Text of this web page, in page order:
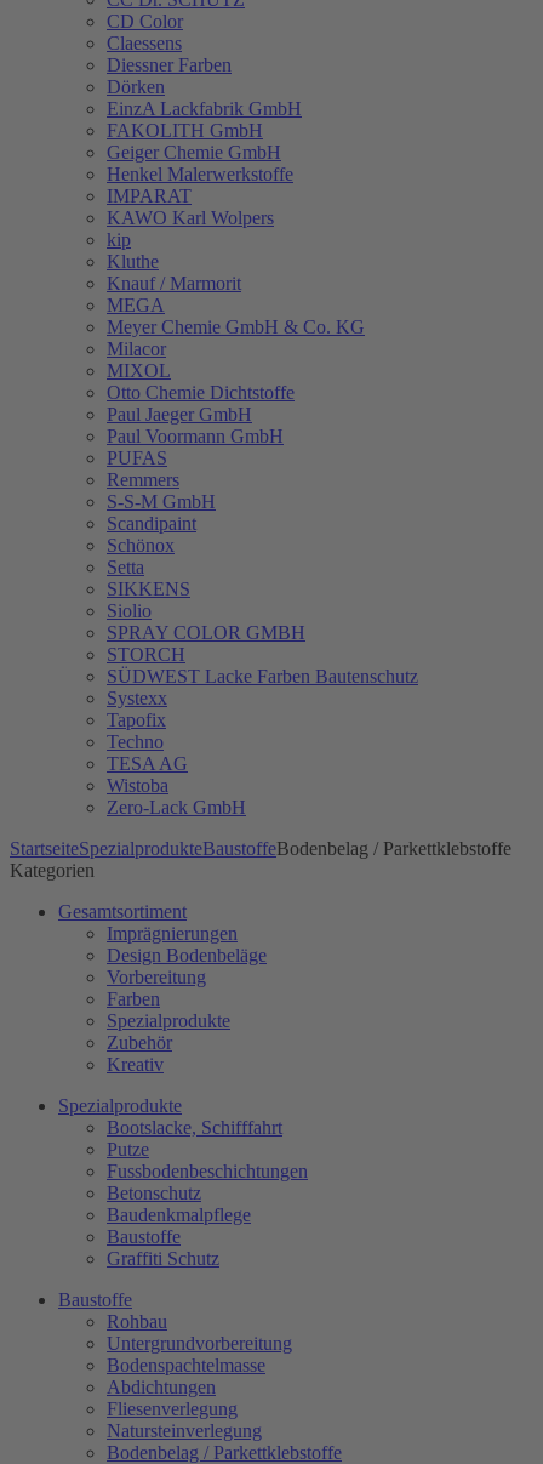
CD Color
Claessens
Diessner Farben
Dörken
EinzA Lackfabrik GmbH
FAKOLITH GmbH
Geiger Chemie GmbH
Henkel Malerwerkstoffe
IMPARAT
KAWO Karl Wolpers
kip
Kluthe
Knauf / Marmorit
MEGA
Meyer Chemie GmbH & Co. KG
Milacor
MIXOL
Otto Chemie Dichtstoffe
Paul Jaeger GmbH
Paul Voormann GmbH
PUFAS
Remmers
S-S-M GmbH
Scandipaint
Schönox
Setta
SIKKENS
Siolio
SPRAY COLOR GMBH
STORCH
SÜDWEST Lacke Farben Bautenschutz
Systexx
Tapofix
Techno
TESA AG
Wistoba
Zero-Lack GmbH
StartseiteSpezialprodukteBaustoffeBodenbelag / Parkettklebstoffe
Kategorien
Gesamtsortiment
Imprägnierungen
Design Bodenbeläge
Vorbereitung
Farben
Spezialprodukte
Zubehör
Kreativ
Spezialprodukte
Bootslacke, Schifffahrt
Putze
Fussbodenbeschichtungen
Betonschutz
Baudenkmalpflege
Baustoffe
Graffiti Schutz
Baustoffe
Rohbau
Untergrundvorbereitung
Bodenspachtelmasse
Abdichtungen
Fliesenverlegung
Natursteinverlegung
Bodenbelag / Parkettklebstoffe